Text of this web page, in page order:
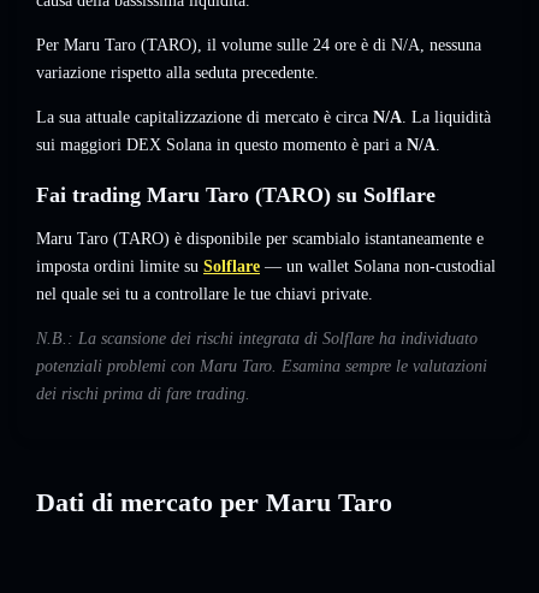
Per Maru Taro (TARO), il volume sulle 24 ore è di N/A, nessuna
variazione rispetto alla seduta precedente.
La sua attuale capitalizzazione di mercato è circa N/A. La liquidità
sui maggiori DEX Solana in questo momento è pari a N/A.
Fai trading Maru Taro (TARO) su Solflare
Maru Taro (TARO) è disponibile per scambialo istantaneamente e
imposta ordini limite su Solflare — un wallet Solana non-custodial
nel quale sei tu a controllare le tue chiavi private.
N.B.: La scansione dei rischi integrata di Solflare ha individuato
potenziali problemi con Maru Taro. Esamina sempre le valutazioni
dei rischi prima di fare trading.
Dati di mercato per Maru Taro